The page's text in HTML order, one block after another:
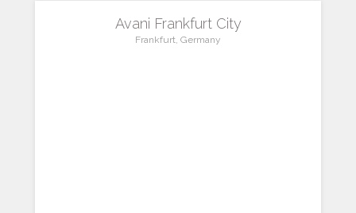
Avani Frankfurt City
Frankfurt, Germany